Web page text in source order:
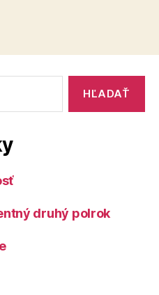
druhý polrok